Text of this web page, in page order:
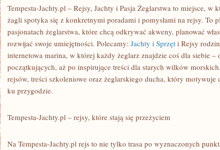
WIDEOGRAFIA
WODNA
Tempesta-Jachty.pl – Rejsy, Jachty i Pasja Żeglarstwa to miejsce, w
żagli spotyka się z konkretnymi poradami i pomysłami na rejsy. To
pasjonatach żeglarstwa, które chcą odkrywać akweny, planować
rozwijać swoje umiejętności. Polecamy: Jachty i Sprzęt i Rejsy
internetowa marina, w której każdy żeglarz znajdzie coś dla siebie
początkujących, aż po inspirujące treści dla starych wilków
rejsów, treści szkoleniowe oraz żeglarskiego ducha, który
ku przygodzie.
Tempesta-Jachty.pl – rejsy, które stają się przeżyciem
Na Tempesta-Jachty.pl rejs to nie tylko trasa po wyznaczonych